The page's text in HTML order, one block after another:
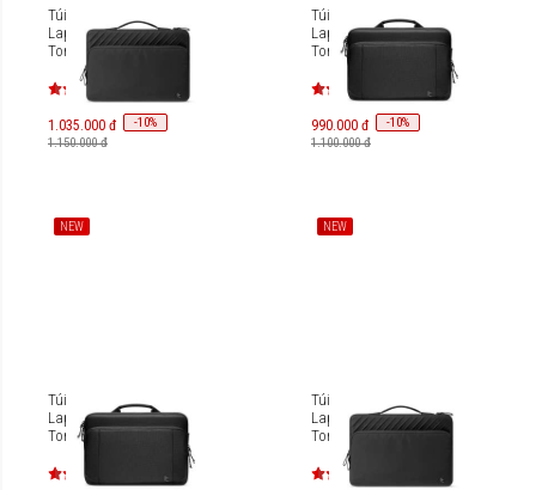
Túi xách chống sốc
Laptop/Macbook 13 inch
Tomtoc Voyage-A24
A24C2D1
1.035.000 đ -10%
1.150.000 đ
Túi xách chống sốc
Laptop/Macbook 16 inch
Tomtoc Essence-A34
A34F2D1/A34F2B1
990.000 đ -10%
1.100.000 đ
NEW
Túi xách chống sốc
Laptop/Macbook 14 inch
Tomtoc Essence-A34
A34D2D1/A34D2B1
NEW
Túi xách chống sốc
Laptop/Macbook 14 inch
Tomtoc Voyage-A24
A24D2D1